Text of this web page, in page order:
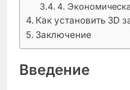
4.
Как установить 3D
Заключение
Введение